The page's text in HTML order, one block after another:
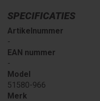
SPECIFICATIES
Artikelnummer
-
EAN nummer
-
Model
51580-966
Merk